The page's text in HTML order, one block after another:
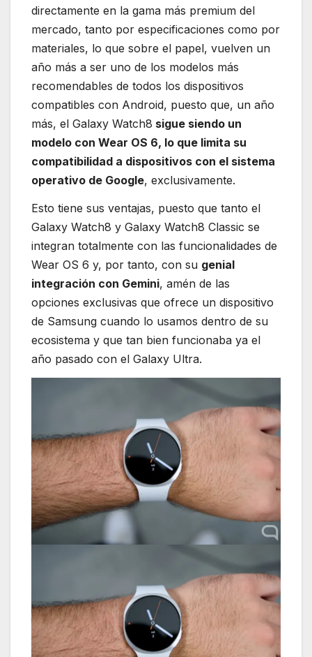
directamente en la gama más premium del
mercado, tanto por especificaciones como por
materiales, lo que sobre el papel, vuelven un
año más a ser uno de los modelos más
recomendables de todos los dispositivos
compatibles con Android, puesto que, un año
más, el Galaxy Watch8 sigue siendo un
modelo con Wear OS 6, lo que limita su
compatibilidad a dispositivos con el sistema
operativo de Google, exclusivamente.
Esto tiene sus ventajas, puesto que tanto el
Galaxy Watch8 y Galaxy Watch8 Classic se
integran totalmente con las funcionalidades de
Wear OS 6 y, por tanto, con su genial
integración con Gemini, amén de las
opciones exclusivas que ofrece un dispositivo
de Samsung cuando lo usamos dentro de su
ecosistema y que tan bien funcionaba ya el
año pasado con el Galaxy Ultra.